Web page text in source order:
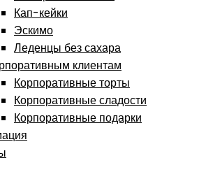
Кап-кейки
Эскимо
Леденцы без сахара
клиентам
Корпоративные торты
Корпоративные сладости
Корпоративные подарки